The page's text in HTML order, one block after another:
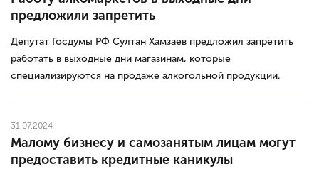
предложили запретить
Депутат Госдумы РФ Султан Хамзаев предложил запретить
работать в выходные дни магазинам, которые
специализируются на продаже алкогольной продукции.
31.07.2024
Малому бизнесу и самозанятым лицам могут
предоставить кредитные каникулы